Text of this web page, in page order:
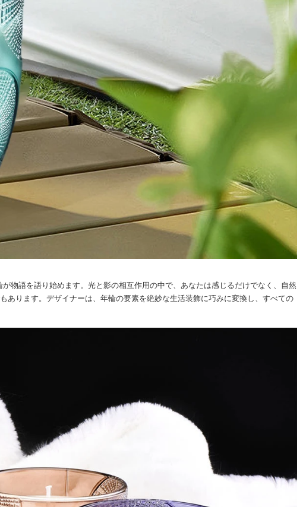
物語を語り始めます。光と影の相互作用の中で、あなたは感じるだけでなく、自然
ります。デザイナーは、年輪の要素を絶妙な生活装飾に巧みに変換し、すべての